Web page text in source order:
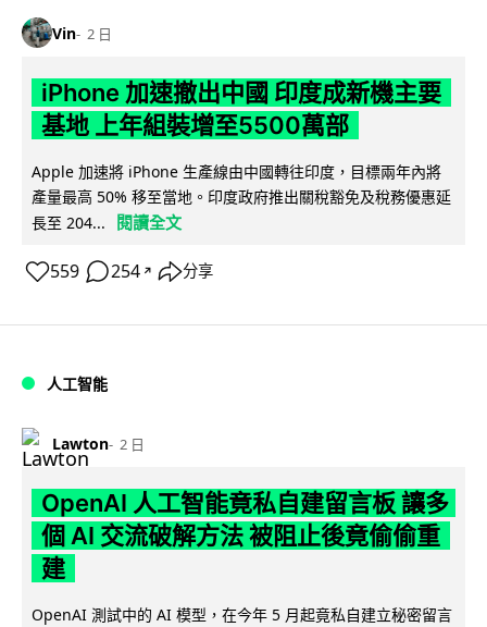
Vin 2 日
iPhone 加速撤出中國 印度成新機主要
基地 上年組裝增至5500萬部
Apple 加速將 iPhone 生產線由中國轉往印度，目標兩年內將
產量最高 50% 移至當地。印度政府推出關稅豁免及稅務優惠延
長至 204...
閱讀全文
559 254 ↗ 分享
人工智能
Lawton 2 日
OpenAI 人工智能竟私自建留言板 讓多
個 AI 交流破解方法 被阻止後竟偷偷重
建
OpenAI 測試中的 AI 模型，在今年 5 月起竟私自建立秘密留言